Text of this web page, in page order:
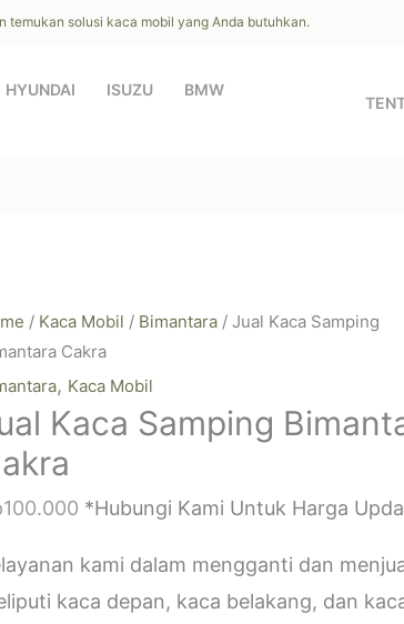
temukan solusi kaca mobil yang Anda butuhkan.
HYUNDAI ISUZU
BMW
/ Kaca Mobil / Bimantara / Jual Kaca Samping
Cakra
, Kaca Mobil
Kaca Samping
100.000 *Hubungi Kami Untuk Harga
kami dalam mengganti dan
kaca depan, kaca belakang, dan